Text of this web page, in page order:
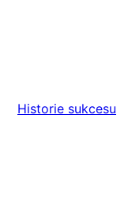
Historie sukcesu